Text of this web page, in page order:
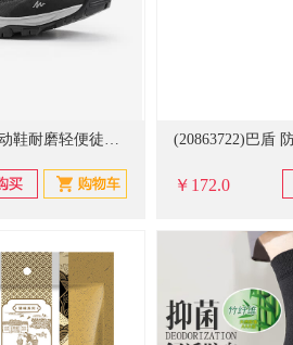
迪卡侬登山鞋男户外运动鞋耐磨轻便徒步靴MH100黑灰色 2938498
￥172.0